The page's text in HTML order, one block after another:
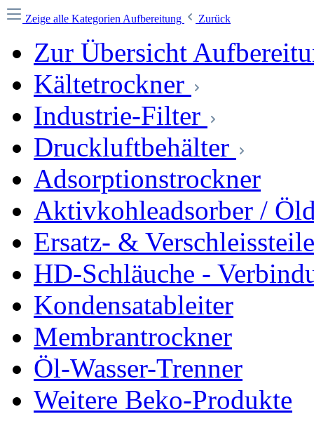
Zeige alle Kategorien Aufbereitung Zurück
Zur Übersicht
Kältetrockner
Industrie-Filter
Druckluftbehälter
Adsorptionstrockner
Aktivkohleadsorber /
Ersatz- & Verschleissteile
HD-Schläuche -
Kondensatableiter
Membrantrockner
Öl-Wasser-Trenner
Weitere Beko-Produkte